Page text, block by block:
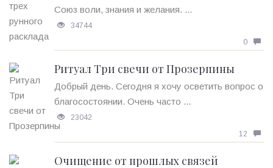
Союз воли, знания и желания. ...
34744
0
Ритуал Три свечи от Прозерпины
Добрый день. Сегодня я хочу осветить вопрос о
благосостоянии. Очень часто ...
23042
12
Очищение от прошлых связей